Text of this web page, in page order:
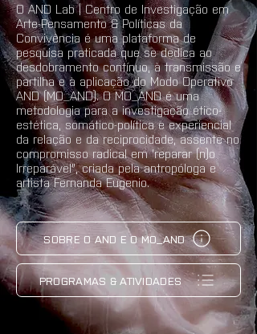
O AND Lab | Centro de Investigação em
Arte-Pensamento & Políticas da
Convivência é uma plataforma de
pesquisa praticada que se dedica ao
desdobramento contínuo, à transmissão e
partilha e à aplicação do Modo Operativo
AND (MO_AND). O MO_AND é uma
metodologia para a investigação ético-
estética, somático-política e experiencial
da relação e da reciprocidade, assente no
compromisso radical em 'reparar (n)o
Irreparável", criada pela antropóloga e
artista Fernanda Eugenio.
SOBRE O AND E O MO_AND
PROGRAMAS & ATIVIDADES